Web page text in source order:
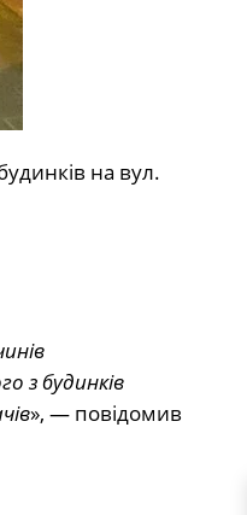
на вул.
з будинків
», — повідомив